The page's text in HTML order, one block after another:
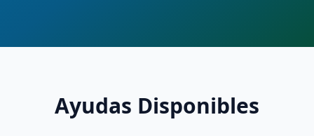
Ayudas Disponibles